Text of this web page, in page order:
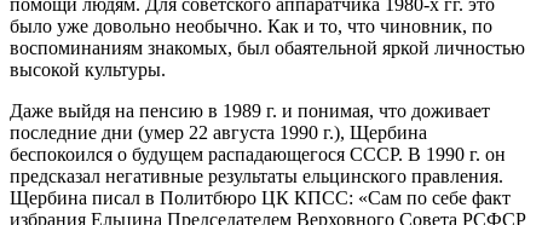
помощи людям. Для советского аппаратчика 1980-х гг. это
было уже довольно необычно. Как и то, что чиновник, по
воспоминаниям знакомых, был обаятельной яркой личностью
высокой культуры.
Даже выйдя на пенсию в 1989 г. и понимая, что доживает
последние дни (умер 22 августа 1990 г.), Щербина
беспокоился о будущем распадающегося СССР. В 1990 г. он
предсказал негативные результаты ельцинского правления.
Щербина писал в Политбюро ЦК КПСС: «Сам по себе факт
избрания Ельцина Председателем Верховного Совета РСФСР